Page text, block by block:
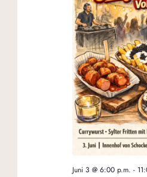
Juni 3 @ 6:00 p.m. -